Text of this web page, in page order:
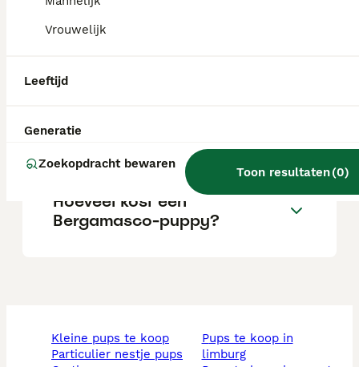
Vrouwelijk
Leeftijd
Generatie
Zoekopdracht bewaren
Toon resultaten(0)
Wat is het karakter van een
gezinshonden?
Hoeveel kost een
Bergamasco-puppy?
kleine pups te koop
particulier nestje pups
pups te koop in
limburg